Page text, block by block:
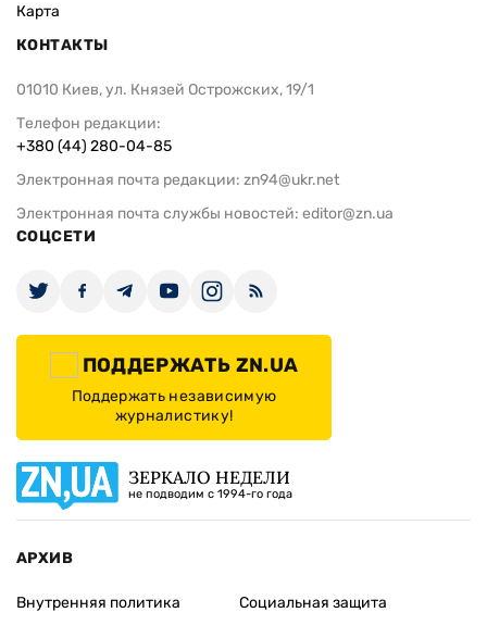
Карта
КОНТАКТЫ
01010 Киев, ул. Князей Острожских, 19/1
Телефон редакции:
+380 (44) 280-04-85
Электронная почта редакции: zn94@ukr.net
Электронная почта службы новостей: editor@zn.ua
СОЦСЕТИ
ПОДДЕРЖАТЬ ZN.UA
Поддержать независимую
журналистику!
ЗЕРКАЛО НЕДЕЛИ
не подводим с 1994-го года
АРХИВ
Внутренняя политика
Социальная защита